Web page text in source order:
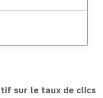
sur le taux de clics